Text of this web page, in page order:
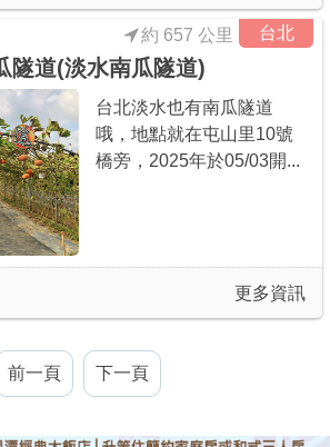
台北
約 657 公里
隧道(淡水南瓜隧道)
台北淡水也有南瓜隧道
哦，地點就在屯山里10號
橋旁，2025年於05/03開...
更多資訊
前一頁 下一頁